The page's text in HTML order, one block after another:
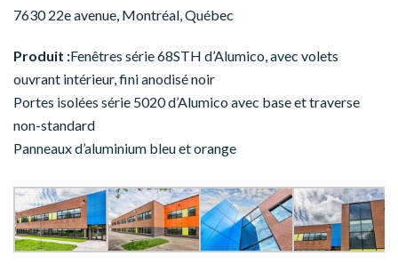
7630 22e avenue, Montréal, Québec
Produit :Fenêtres série 68STH d’Alumico, avec volets
ouvrant intérieur, fini anodisé noir
Portes isolées série 5020 d’Alumico avec base et traverse
non-standard
Panneaux d’aluminium bleu et orange